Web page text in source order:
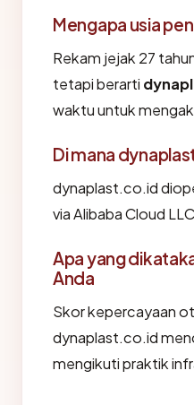
Mengapa usia
Rekam jejak 27
tetapi berarti
waktu untuk
Di mana
dynaplast.co.id
via Alibaba Cloud
Apa yang
Anda
Skor kepercayaan
dynaplast.co.id
mengikuti praktik